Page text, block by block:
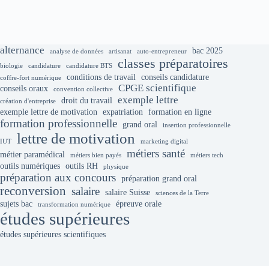
alternance analyse de données artisanat auto-entrepreneur bac 2025
biologie candidature candidature BTS classes préparatoires
coffre-fort numérique conditions de travail
conseils candidature
conseils oraux
convention collective CPGE scientifique
création d'entreprise droit du travail exemple lettre
exemple lettre de motivation expatriation formation en ligne
formation professionnelle grand oral insertion professionnelle
IUT lettre de motivation marketing digital
métier paramédical métiers bien payés métiers santé métiers tech
outils numériques outils RH physique
préparation aux concours préparation grand oral
reconversion salaire salaire Suisse sciences de la Terre
sujets bac transformation numérique épreuve orale
études supérieures
études supérieures scientifiques